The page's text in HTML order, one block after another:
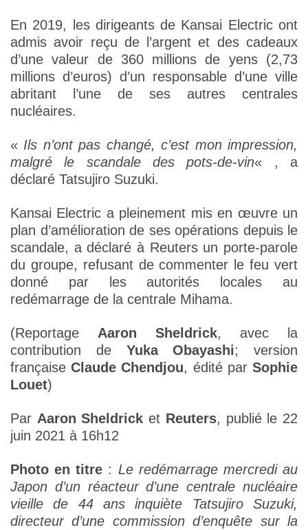
En 2019, les dirigeants de Kansai Electric ont
admis avoir reçu de l’argent et des cadeaux
d’une valeur de 360 millions de yens (2,73
millions d’euros) d’un responsable d’une ville
abritant l’une de ses autres centrales
nucléaires.
« Ils n’ont pas changé, c’est mon impression,
malgré le scandale des pots-de-vin« , a
déclaré Tatsujiro Suzuki.
Kansai Electric a pleinement mis en œuvre un
plan d’amélioration de ses opérations depuis le
scandale, a déclaré à Reuters un porte-parole
du groupe, refusant de commenter le feu vert
donné par les autorités locales au
redémarrage de la centrale Mihama.
(Reportage Aaron Sheldrick, avec la
contribution de Yuka Obayashi; version
françaiseClaude Chendjou, édité parSophie
Louet)
Par Aaron Sheldrick et Reuters, publié le 22
juin 2021 à 16h12
Photo en titre : Le redémarrage mercredi au
Japon d’un réacteur d’une centrale nucléaire
vieille de 44 ans inquiète Tatsujiro Suzuki,
directeur d’une commission d’enquête sur la